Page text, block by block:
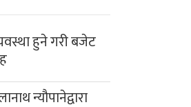
हुने गरी बजेट
न्यौपानेद्वारा